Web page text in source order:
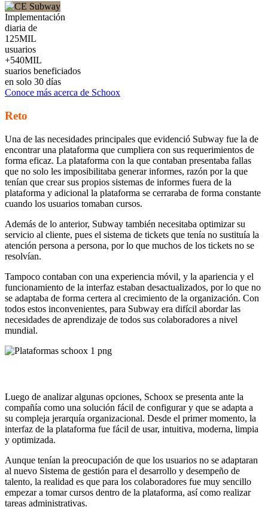
Implementación
diaria de
125MIL
usuarios
+540MIL
suarios beneficiados
en solo 30 días
Conoce más acerca de Schoox
Reto
Una de las necesidades principales que evidenció Subway fue la de
encontrar una plataforma que cumpliera con sus requerimientos de
forma eficaz. La plataforma con la que contaban presentaba fallas
que no solo les imposibilitaba generar informes, razón por la que
tenían que crear sus propios sistemas de informes fuera de la
plataforma y adicional la plataforma se cerraraba de forma constante
cuando los usuarios tomaban cursos.
Además de lo anterior, Subway también necesitaba optimizar su
servicio al cliente, pues el sistema de tickets que tenía no sustituía la
atención persona a persona, por lo que muchos de los tickets no se
resolvían.
Tampoco contaban con una experiencia móvil, y la apariencia y el
funcionamiento de la interfaz estaban desactualizados, por lo que no
se adaptaba de forma certera al crecimiento de la organización. Con
todos estos inconvenientes, para Subway era difícil abordar las
necesidades de aprendizaje de todos sus colaboradores a nivel
mundial.
Luego de analizar algunas opciones, Schoox se presenta ante la
compañía como una solución fácil de configurar y que se adapta a
su compleja jerarquía organizacional. Desde el primer momento, la
interfaz de la plataforma fue fácil de usar, intuitiva, moderna, limpia
y optimizada.
Aunque tenían la preocupación de que los usuarios no se adaptaran
al nuevo Sistema de gestión para el desarrollo y desempeño de
talento, la realidad es que para los colaboradores fue muy sencillo
empezar a tomar cursos dentro de la plataforma, así como realizar
tareas administrativas.